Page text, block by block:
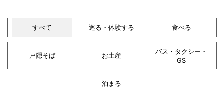
すべて 巡る・体験する 食べる
戸隠そば お土産
バス・タクシー・
GS
泊まる